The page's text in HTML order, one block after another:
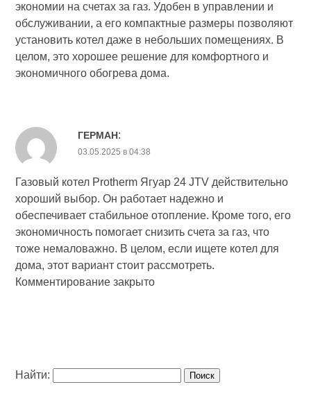
экономии на счетах за газ. Удобен в управлении и
обслуживании, а его компактные размеры позволяют
установить котел даже в небольших помещениях. В
целом, это хорошее решение для комфортного и
экономичного обогрева дома.
ГЕРМАН:
03.05.2025 в 04:38
Газовый котел Protherm Ягуар 24 JTV действительно
хороший выбор. Он работает надежно и
обеспечивает стабильное отопление. Кроме того, его
экономичность помогает снизить счета за газ, что
тоже немаловажно. В целом, если ищете котел для
дома, этот вариант стоит рассмотреть.
Комментирование закрыто
Найти: